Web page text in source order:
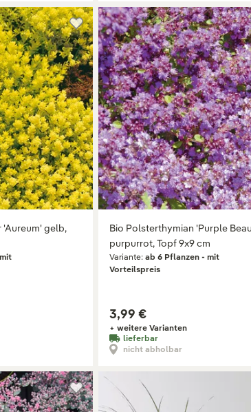
gelb,
Bio Polsterthymian 'Purple
purpurrot, Topf 9x9 cm
Variante: ab 6 Pflanzen - mit
Vorteilspreis
3,99 €
+ weitere Varianten
lieferbar
nicht abholbar